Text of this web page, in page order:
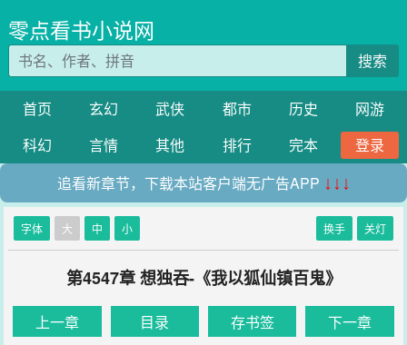
零点看书小说网
搜索
首页 玄幻 武侠 都市 历史
网游
科幻
言情 其他 排行 完本
登录
追看新章节，下载本站客户端无广告APP ↓↓↓
字体 大 中 小 换手 关灯
第4547章 想独吞-《我以狐仙镇百鬼》
上一章 目录 存书签 下一章